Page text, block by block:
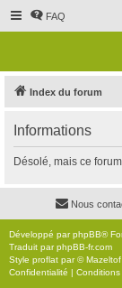
FAQ
Index du forum
Informations
Désolé, mais ce
Nous
Développé parphpBB®
Traduit parphpBB-fr.com
Style proflat par ©Mazeltof
Confidentialité | Conditions